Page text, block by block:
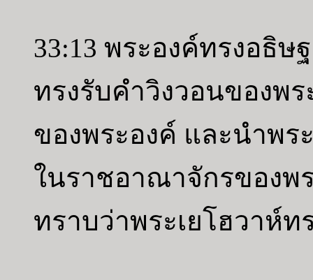
33:13 พระองค์ทรงอธิษ
ทรงรับคำวิงวอนของพ
ของพระองค์ และนำพร
ในราชอาณาจักรของพ
ทราบว่าพระเยโฮวาห์ท